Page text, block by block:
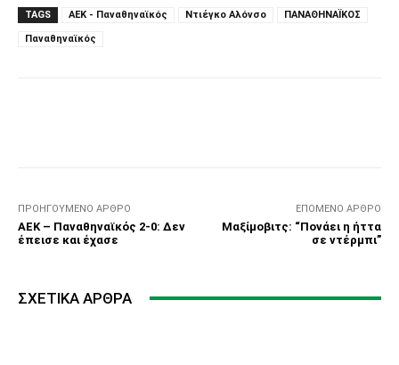
TAGS ΑΕΚ - Παναθηναϊκός Ντιέγκο Αλόνσο ΠΑΝΑΘΗΝΑΪΚΟΣ
Παναθηναϊκός
ΠΡΟΗΓΟΎΜΕΝΟ ΆΡΘΡΟ
ΑΕΚ – Παναθηναϊκός 2-0: Δεν
έπεισε και έχασε
ΕΠΌΜΕΝΟ ΆΡΘΡΟ
Μαξίμοβιτς: “Πονάει η ήττα
σε ντέρμπι”
ΣΧΕΤΙΚΆ ΆΡΘΡΑ